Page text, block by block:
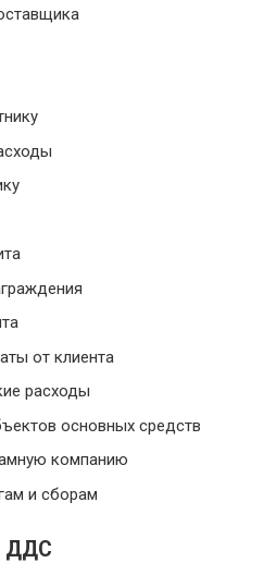
от клиента
расходы
основных средств
компанию
и сборам
ДДС